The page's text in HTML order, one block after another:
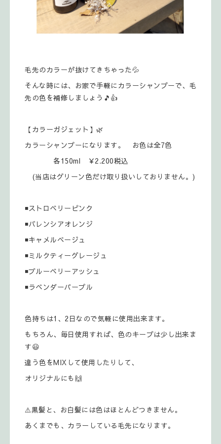
毛先のカラーが抜けてきちゃった💦
そんな時には、お家で手軽にカラーシャンプーで、毛
先の色を補修しましょう🎵👍️
【カラーガジェット】🌿
カラーシャンプーになります。 お色は全7色
各150ml ￥2.200税込
(当店はグリーン色だけ取り扱いしておりません。)
◾ストロベリーピンク
◾バレンシアオレンジ
◾キャメルベージュ
◾ミルクティーグレージュ
◾ブルーベリーアッシュ
◾ラベンダーパープル
色持ちは1、2日なので気軽に使用出来ます。
もちろん、毎日使用すれば、色のキープは少し出来ま
す😃
違う色をMIXして使用したりして、
オリジナルにも🙌
⚠️黒髪と、お白髪には色はほとんどつきません。
あくまでも、カラーしている毛先になります。